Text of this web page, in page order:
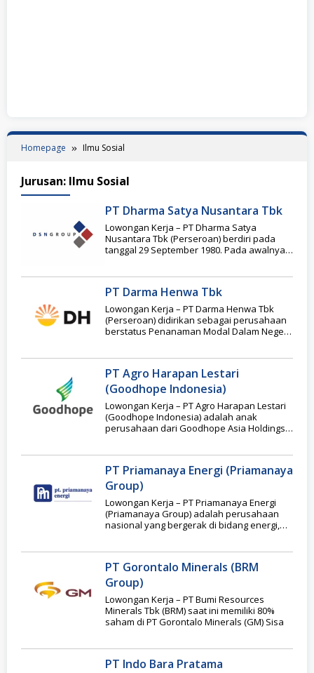
Homepage Ilmu Sosial
Jurusan: Ilmu Sosial
PT Dharma Satya Nusantara Tbk
Lowongan Kerja – PT Dharma Satya
Nusantara Tbk (Perseroan) berdiri pada
tanggal 29 September 1980. Pada awalnya,
PT Darma Henwa Tbk
Lowongan Kerja – PT Darma Henwa Tbk
(Perseroan) didirikan sebagai perusahaan
berstatus Penanaman Modal Dalam Negeri
PT Agro Harapan Lestari
(Goodhope Indonesia)
Lowongan Kerja – PT Agro Harapan Lestari
(Goodhope Indonesia) adalah anak
perusahaan dari Goodhope Asia Holdings
PT Priamanaya Energi (Priamanaya
Group)
Lowongan Kerja – PT Priamanaya Energi
(Priamanaya Group) adalah perusahaan
nasional yang bergerak di bidang energi,
PT Gorontalo Minerals (BRM
Group)
Lowongan Kerja – PT Bumi Resources
Minerals Tbk (BRM) saat ini memiliki 80%
saham di PT Gorontalo Minerals (GM) Sisa
PT Indo Bara Pratama